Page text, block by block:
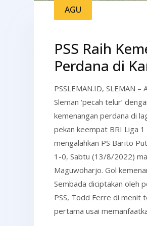
AGU
PSS Raih
Perdana di
PSSLEMAN.ID, SLEMAN –
Sleman ‘pecah telur’
kemenangan perdana di
pekan keempat BRI Liga
mengalahkan PS Barito
1-0, Sabtu (13/8/2022)
Maguwoharjo. Gol
Sembada diciptakan oleh
PSS, Todd Ferre di menit
pertama usai